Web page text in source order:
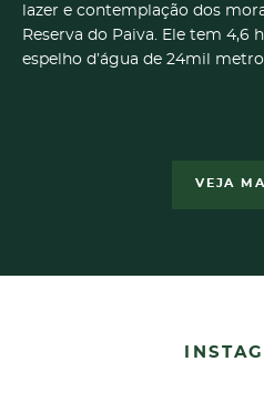
lazer e contemplação dos
Reserva do Paiva. Ele tem 4,6
espelho d’água de 24mil
VEJA